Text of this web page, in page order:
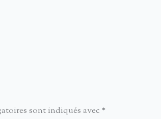
sont indiqués avec *